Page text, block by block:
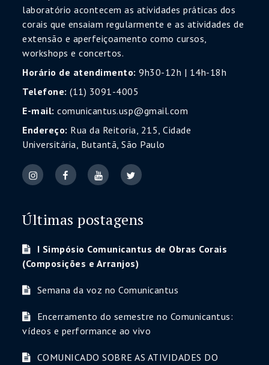
laboratório acontecem as atividades práticas dos
corais que ensaiam regularmente e as atividades de
extensão e aperfeiçoamento como cursos,
workshops e concertos.
Horário de atendimento: 9h30-12h | 14h-18h
Telefone: (11) 3091-4005
E-mail: comunicantus.usp@gmail.com
Endereço: Rua da Reitoria, 215, Cidade
Universitária, Butantã, São Paulo
Últimas postagens
I Simpósio Comunicantus de Obras Corais
(Composições e Arranjos)
Semana da voz no Comunicantus
Encerramento do semestre no Comunicantus:
vídeos e performance ao vivo
COMUNICADO SOBRE AS ATIVIDADES DO